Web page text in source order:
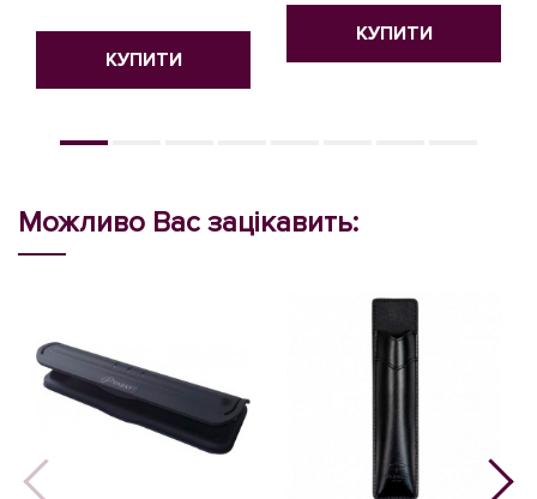
КУПИТИ
КУПИТИ
Можливо Вас зацікавить: